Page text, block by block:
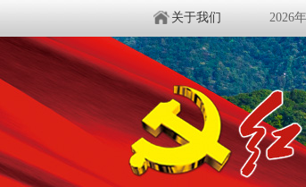
关于我们 2026